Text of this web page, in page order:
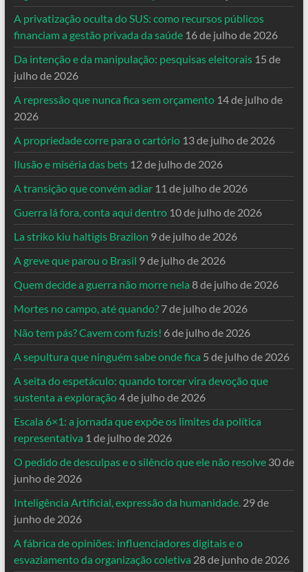
A privatização oculta do SUS: como recursos públicos
financiam a gestão privada da saúde 16 de julho de 2026
Da intenção e da manipulação: pesquisas eleitorais 15 de
julho de 2026
A repressão que nunca fica sem orçamento 14 de julho de
2026
A propriedade corre para o cartório 13 de julho de 2026
Ilusão e miséria das bets 12 de julho de 2026
A transição que convém adiar 11 de julho de 2026
Guerra lá fora, conta aqui dentro 10 de julho de 2026
La striko kiu haltigis Brazilon 9 de julho de 2026
A greve que parou o Brasil 9 de julho de 2026
Quem decide a guerra não morre nela 8 de julho de 2026
Mortes no campo, até quando? 7 de julho de 2026
Não tem pás? Cavem com fuzis! 6 de julho de 2026
A sepultura que ninguém sabe onde fica 5 de julho de 2026
A seita do espetáculo: quando torcer vira devoção que
sustenta a exploração4 de julho de 2026
Escala 6×1: a jornada que expõe os limites da política
representativa 1 de julho de 2026
O pedido de desculpas e o silêncio que ele não resolve 30 de
junho de 2026
Inteligência Artificial, expressão da humanidade. 29 de
junho de 2026
A fábrica de opiniões: influenciadores digitais e o
esvaziamento da organização coletiva 28 de junho de 2026